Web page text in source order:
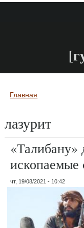
Вы здесь
Главная
лазурит
«Талибану»
ископаемые
чт, 19/08/2021 - 10:42